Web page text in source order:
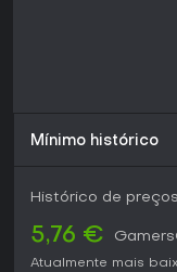
Mínimo histórico
Histórico de
5,76 €
Atualmente mais